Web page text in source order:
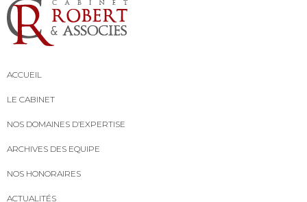
ACCUEIL
LE CABINET
NOS DOMAINES D’EXPERTISE
ARCHIVES DES EQUIPE
NOS HONORAIRES
ACTUALITÉS